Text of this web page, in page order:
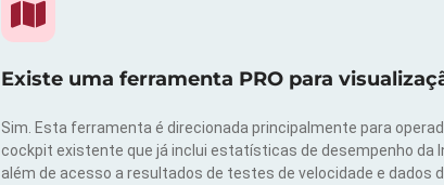
Existe uma ferramenta PRO para
Sim. Esta ferramenta é direcionada principalmente para
cockpit existente que já inclui estatísticas de desempenho da
além de acesso a resultados de testes de velocidade e dados